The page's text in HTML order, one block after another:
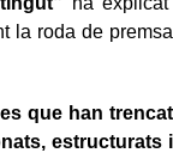
la roda de premsa
que han trencat
estructurats i